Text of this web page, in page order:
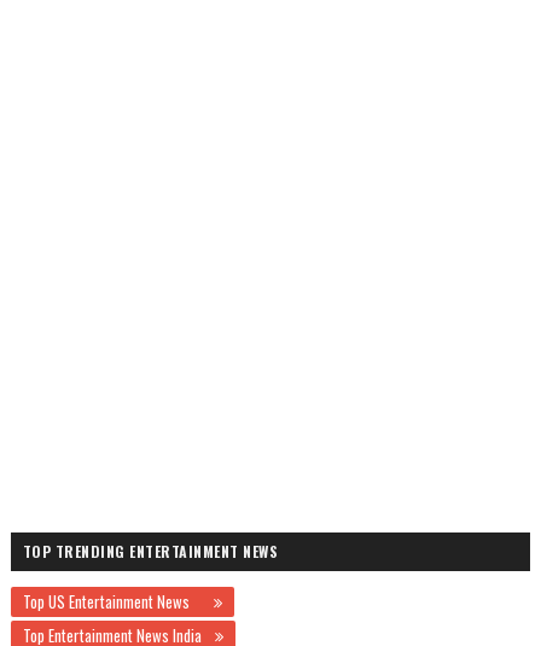
TOP TRENDING ENTERTAINMENT NEWS
Top US Entertainment News
Top Entertainment News India